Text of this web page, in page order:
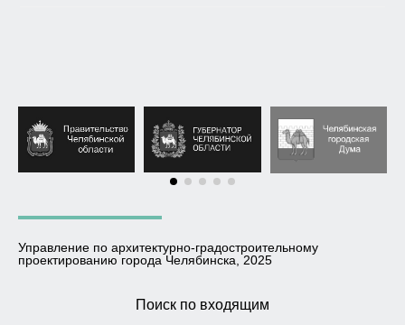
Управление по архитектурно-градостроительному
проектированию города Челябинска, 2025
Поиск по входящим